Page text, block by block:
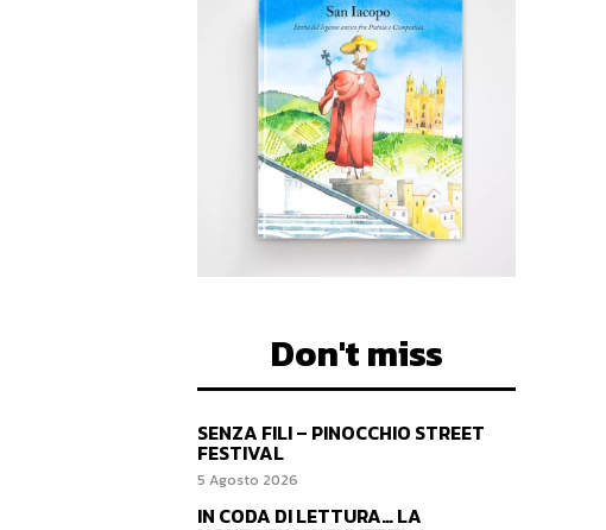
Don't miss
SENZA FILI – PINOCCHIO STREET
FESTIVAL
5 Agosto 2026
IN CODA DI LETTURA… LA